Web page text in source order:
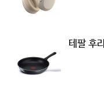
테팔 후